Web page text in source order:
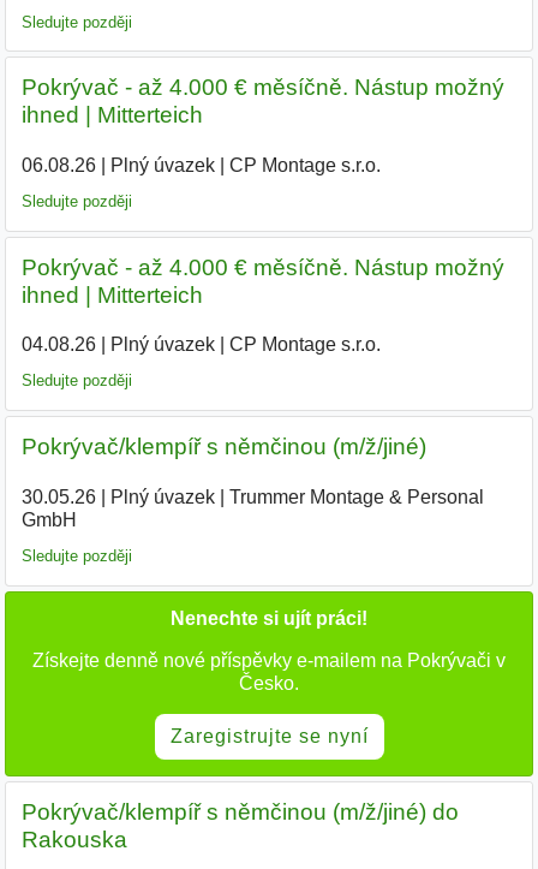
Sledujte později
Pokrývač - až 4.000 € měsíčně. Nástup možný
ihned | Mitterteich
06.08.26| Plný úvazek| CP Montage s.r.o.
Sledujte později
Pokrývač - až 4.000 € měsíčně. Nástup možný
ihned | Mitterteich
04.08.26| Plný úvazek| CP Montage s.r.o.
Sledujte později
Pokrývač/klempíř s němčinou (m/ž/jiné)
30.05.26| Plný úvazek|
Trummer Montage & Personal
GmbH
Sledujte později
Nenechte si ujít práci!
Získejte denně nové příspěvky e-mailem na Pokrývači v
Česko.
Zaregistrujte se nyní
Pokrývač/klempíř s němčinou (m/ž/jiné) do
Rakouska